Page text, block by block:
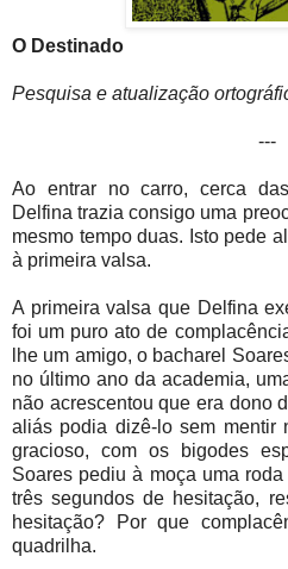
O Destinado
Pesquisa e atualização
---
Ao entrar no carro, cerca
Delfina trazia consigo uma
mesmo tempo duas. Isto pede
à primeira valsa.
A primeira valsa que Delfina
foi um puro ato de
lhe um amigo, o bacharel
no último ano da academia,
não acrescentou que era dono
aliás podia dizê-lo sem mentir
gracioso, com os bigodes
Soares pediu à moça uma
três segundos de hesitação,
hesitação? Por que
quadrilha.